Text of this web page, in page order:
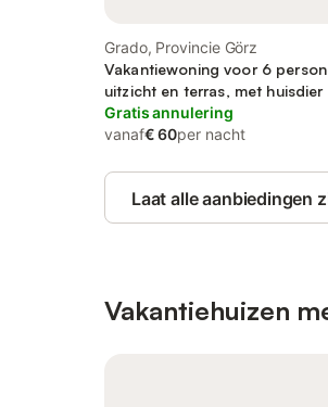
Grado, Provincie Görz
Vakantiewoning voor 6
uitzicht en terras, met huisdier
Gratis annulering
vanaf€ 60per nacht
Laat alle aanbiedingen
Vakantiehuizen